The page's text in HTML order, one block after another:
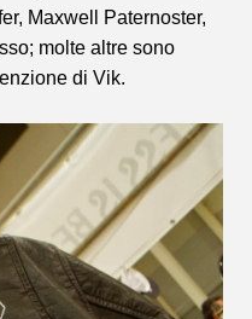
Maxwell Paternoster,
molte altre sono
di Vik.